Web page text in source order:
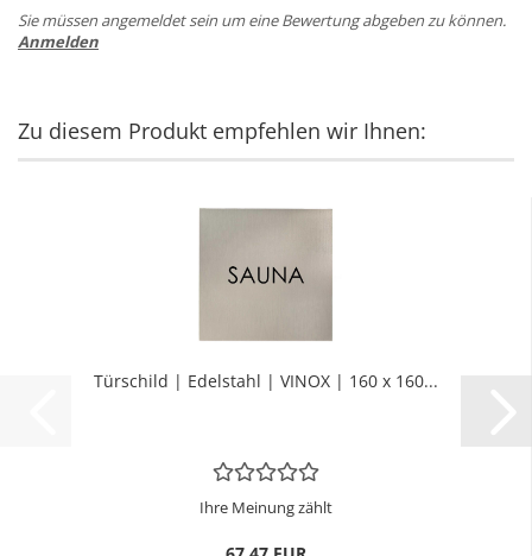
Sie müssen angemeldet sein um eine Bewertung abgeben zu können.
Anmelden
Zu diesem Produkt empfehlen wir Ihnen:
Tür­schild | Edel­stahl | VINOX | 160 x 160...
Ihre Meinung zählt